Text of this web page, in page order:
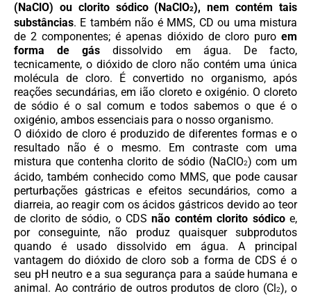
(NaClO) ou clorito sódico (NaClO2), nem contém tais
substâncias. E também não é MMS, CD ou uma mistura
de 2 componentes; é apenas dióxido de cloro puro em
forma de gásdissolvido em água. De facto,
tecnicamente, o dióxido de cloro não contém uma única
molécula de cloro. É convertido no organismo, após
reações secundárias, em ião cloreto e oxigénio. O cloreto
de sódio é o sal comum e todos sabemos o que é o
oxigénio, ambos essenciais para o nosso organismo.
O dióxido de cloro é produzido de diferentes formas e o
resultado não é o mesmo. Em contraste com uma
mistura que contenha clorito de sódio (NaClO2) com um
ácido, também conhecido como MMS, que pode causar
perturbações gástricas e efeitos secundários, como a
diarreia, ao reagir com os ácidos gástricos devido ao teor
de clorito de sódio, o CDSnão contém clorito sódicoe,
por conseguinte, não produz quaisquer subprodutos
quando é usado dissolvido em água. A principal
vantagem do dióxido de cloro sob a forma de CDS é o
seu pH neutro e a sua segurança para a saúde humana e
animal. Ao contrário de outros produtos de cloro (Cl2), o